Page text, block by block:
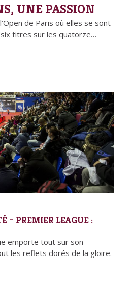
UNE PASSION
de Paris où elles se sont
titres sur les quatorze…
– PREMIER LEAGUE :
emporte tout sur son
les reflets dorés de la gloire.